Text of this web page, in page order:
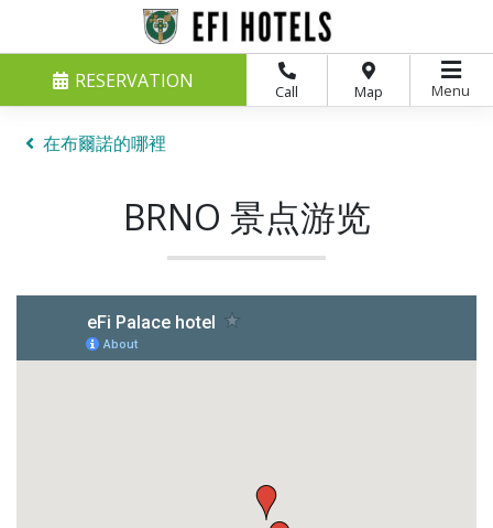
Call Map
RESERVATION Menu
在布爾諾的哪裡
BRNO 景点游览